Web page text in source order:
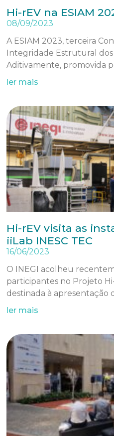
Hi-rEV na ESIAM
08/09/2023
A ESIAM 2023, terceira
Integridade Estrutural dos
Aditivamente, promovida
ler mais
Hi-rEV visita as
iiLab INESC TEC
16/06/2023
O INEGI acolheu
participantes no Projeto
destinada à apresentação
ler mais